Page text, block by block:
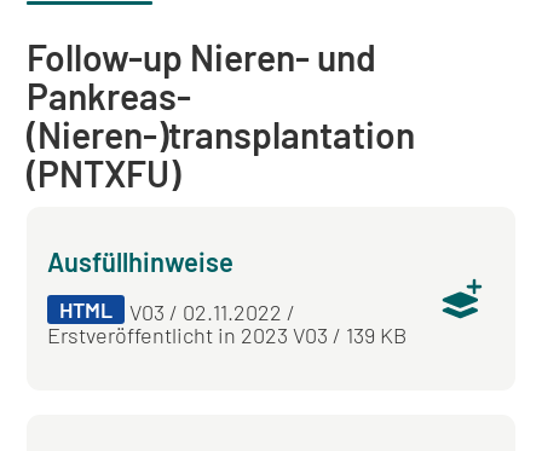
Follow-up Nieren- und
Pankreas-
(Nieren-)transplantation
(PNTXFU)
Ausfüllhinweise
HTML
V03 / 02.11.2022 /
Erstveröffentlicht in 2023 V03 / 139 KB